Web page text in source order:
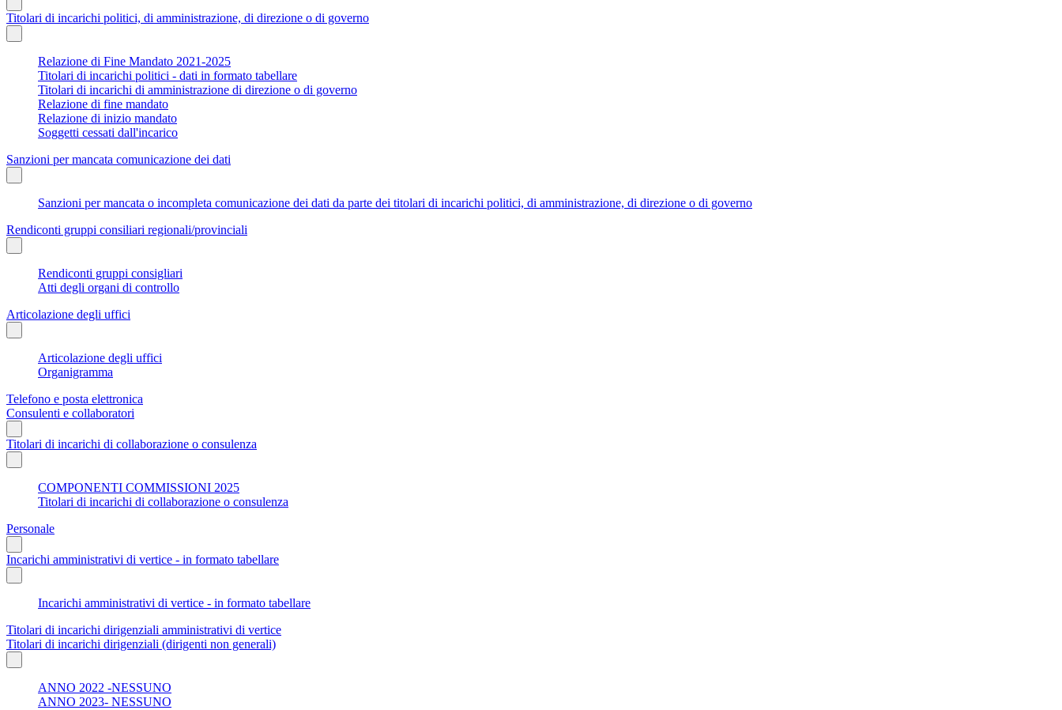
Titolari di incarichi politici, di amministrazione, di direzione o di governo
Relazione di Fine Mandato 2021-2025
Titolari di incarichi politici - dati in formato tabellare
Titolari di incarichi di amministrazione di direzione o di governo
Relazione di fine mandato
Relazione di inizio mandato
Soggetti cessati dall'incarico
Sanzioni per mancata comunicazione dei dati
Sanzioni per mancata o incompleta comunicazione dei dati da parte dei titolari di incarichi politici, di amministrazione, di direzione o di governo
Rendiconti gruppi consiliari regionali/provinciali
Rendiconti gruppi consigliari
Atti degli organi di controllo
Articolazione degli uffici
Articolazione degli uffici
Organigramma
Telefono e posta elettronica
Consulenti e collaboratori
Titolari di incarichi di collaborazione o consulenza
COMPONENTI COMMISSIONI 2025
Titolari di incarichi di collaborazione o consulenza
Personale
Incarichi amministrativi di vertice - in formato tabellare
Incarichi amministrativi di vertice - in formato tabellare
Titolari di incarichi dirigenziali amministrativi di vertice
Titolari di incarichi dirigenziali (dirigenti non generali)
ANNO 2022 -NESSUNO
ANNO 2023- NESSUNO